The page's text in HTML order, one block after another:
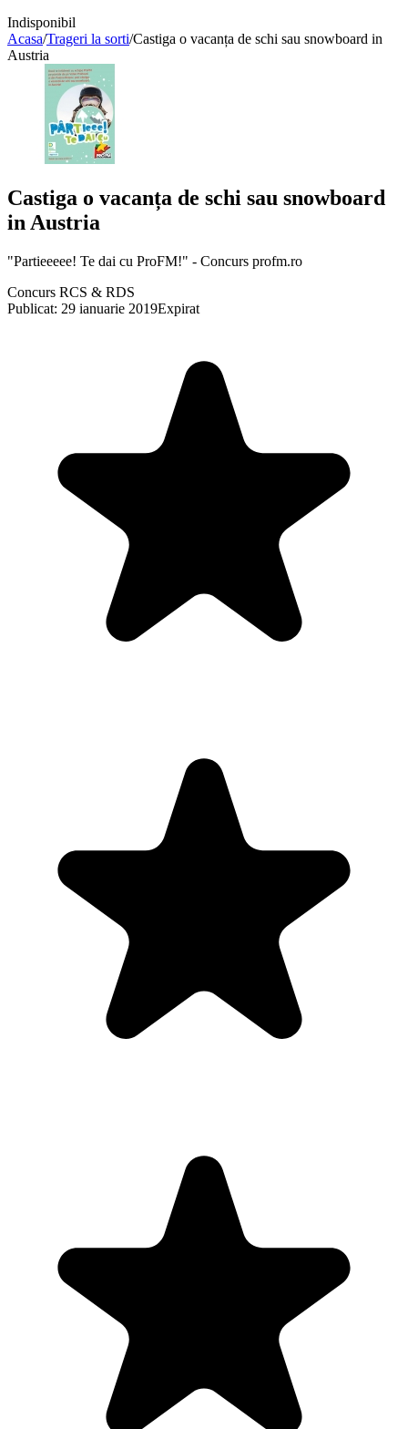
Indisponibil
Acasa/Trageri la sorti/Castiga o vacanța de schi sau snowboard in
Austria
Castiga o vacanța de schi sau snowboard
in Austria
"Partieeeee! Te dai cu ProFM!" - Concurs profm.ro
Concurs RCS & RDS
Publicat: 29 ianuarie 2019Expirat